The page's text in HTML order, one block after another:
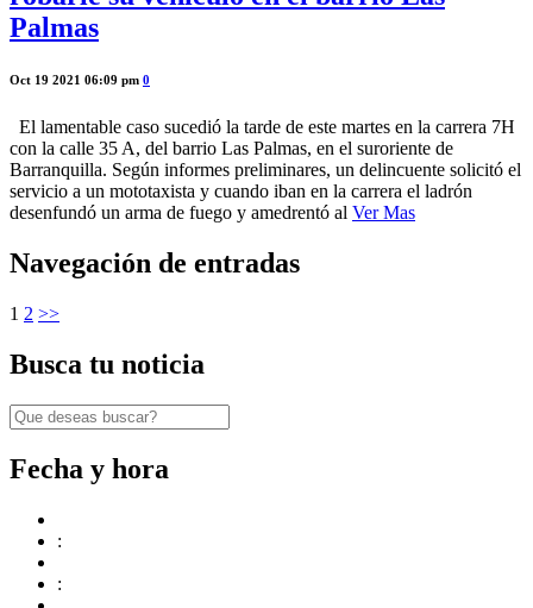
Palmas
Oct 19 2021 06:09 pm 0
El lamentable caso sucedió la tarde de este martes en la carrera 7H
con la calle 35 A, del barrio Las Palmas, en el suroriente de
Barranquilla. Según informes preliminares, un delincuente solicitó el
servicio a un mototaxista y cuando iban en la carrera el ladrón
desenfundó un arma de fuego y amedrentó al Ver Mas
Navegación de entradas
1 2 >>
Busca tu noticia
Fecha y hora
:
: